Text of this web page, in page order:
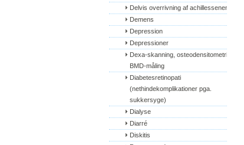
Delvis overrivning af achillessenen
Demens
Depression
Depressioner
Dexa-skanning, osteodensitometri,
BMD-måling
Diabetesretinopati
(nethindekomplikationer pga.
sukkersyge)
Dialyse
Diarré
Diskitis